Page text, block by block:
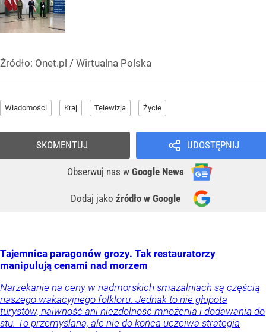
Źródło: Onet.pl / Wirtualna Polska
Wiadomości Kraj Telewizja Życie
UDOSTĘPNIJ
Obserwuj nas w Google News
Dodaj jako źródło w Google
SKOMENTUJ
Tajemnica paragonów grozy. Tak restauratorzy
manipulują cenami nad morzem
Narzekanie na ceny w nadmorskich smażalniach są częścią
naszego wakacyjnego folkloru. Jednak to nie głupota
turystów, naiwność ani niezdolność mnożenia i dodawania do
stu. To przemyślana, ale nie do końca uczciwa strategia